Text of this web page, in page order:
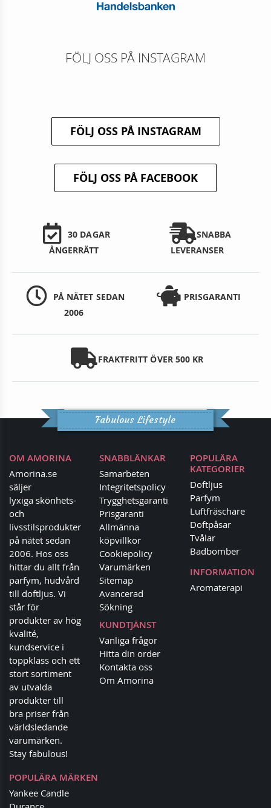
FÖLJ OSS PÅ INSTAGRAM
FÖLJ OSS PÅ INSTAGRAM
FÖLJ OSS PÅ FACEBOOK
30 DAGAR
ÅNGERRÄTT
SNABBA
LEVERANSER
PÅ NÄTET SEDAN
2006
PRISGARANTI
FRAKTFRITT ÖVER 500 KR
Fabulous Lifestyle
OM AMORINA
Amorina.se
säljer
lyxiga skönhets-
och
livsstilsprodukter
på nätet sedan
2006. Hos oss
hittar du allt från
parfym, hudvård
till doftljus. Vi
står för
produkter av hög
kvalité,
kundservice i
toppklass och ett
stort sortiment
av utvalda
produkter till
bra priser från
världsledande
varumärken.
Stay fabulous!
SNABBLÄNKAR
Samarbeten
Integritetspolicy
Trygghetsgaranti
Prisgaranti
Allmänna
köpvillkor
Cookiepolicy
Varumärken
Sitemap
Avancerad
Sökning
KUNDTJÄNST
Vanliga frågor
Hitta din order
Kontakta oss
Om Amorina
POPULÄRA
KATEGORIER
Doftljus
Parfym
Luftfräschare
Doftpåsar
Tvålar
Badbomber
INFORMATION
Aromaterapi
POPULÄRA MÄRKEN
Yankee Candle